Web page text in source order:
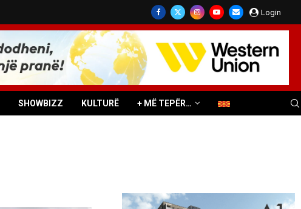
Login
SHOWBIZZ KULTURË + MË TEPËR…